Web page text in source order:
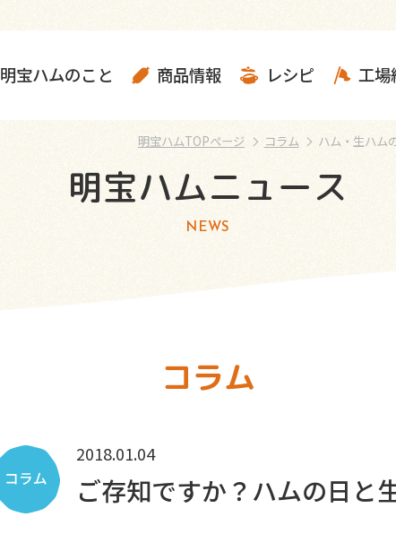
明宝ハムのこと 商品情報 レシピ 工場
明宝ハムTOPページ コラム ハム・生ハム
明宝ハムニュース
NEWS
コラム
2018.01.04
ご存知ですか？ハムの日と